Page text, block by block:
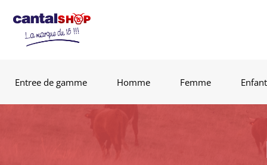
Entree de gamme Homme Femme Enfant